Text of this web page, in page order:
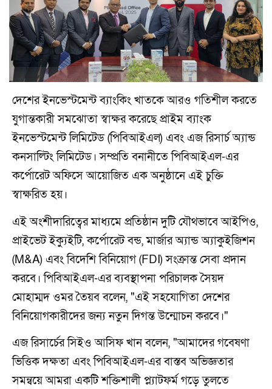
দেশের ইনভেস্টমেন্ট ব্যাংকিং খাতকে আরও গতিশীল করতে
যুগান্তকারী সমঝোতা স্বাক্ষর করেছে প্রাইম ব্যাংক
ইনভেস্টমেন্ট লিমিটেড (পিবিআইএল) এবং এজ রিসার্চ অ্যান্ড
কনসাল্টিং লিমিটেড। সম্প্রতি বনানীতে পিবিআইএল-এর
কর্পোরেট অফিসে আয়োজিত এক অনুষ্ঠানে এই চুক্তি
স্বাক্ষরিত হয়।
এই অংশীদারিত্বের মাধ্যমে প্রতিষ্ঠান দুটি যৌথভাবে আইপিও,
প্রাইভেট ইক্যুইটি, কর্পোরেট বন্ড, মার্জার অ্যান্ড অ্যাকুইজিশন
(M&A) এবং বিদেশি বিনিয়োগ (FDI) সংক্রান্ত সেবা প্রদান
করবে। পিবিআইএল-এর ব্যবস্থাপনা পরিচালক সৈয়দ
মোহাম্মদ ওমর তৈয়ব বলেন, "এই সহযোগিতা দেশের
বিনিয়োগকারীদের জন্য নতুন দিগন্ত উন্মোচন করবে।"
এজ রিসার্চের সিইও আসিফ খান বলেন, "আমাদের গবেষণা
ভিত্তিক দক্ষতা এবং পিবিআইএল-এর বাস্তব অভিজ্ঞতার
সমন্বয়ে আমরা একটি শক্তিশালী প্ল্যাটফর্ম গড়ে তুলতে